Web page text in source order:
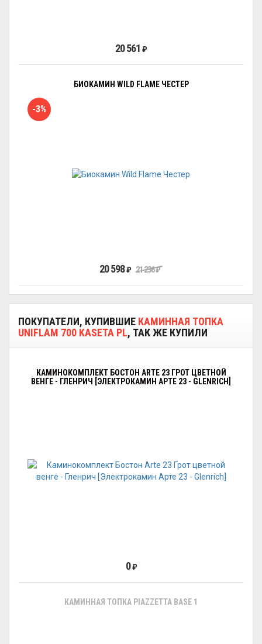
20 561 ₽
БИОКАМИН WILD FLAME ЧЕСТЕР
-3%
20 598₽ 21 236₽
ПОКУПАТЕЛИ, КУПИВШИЕ КАМИННАЯ ТОПКА
UNIFLAM 700 KASETA PL, ТАК ЖЕ КУПИЛИ
КАМИНОКОМПЛЕКТ БОСТОН ARTE 23 ГРОТ ЦВЕТНОЙ
ВЕНГЕ - ГЛЕНРИЧ [ЭЛЕКТРОКАМИН АРТЕ 23 - GLENRICH]
0₽
КАМИННАЯ ТОПКА PIAZZETTA BASE 1